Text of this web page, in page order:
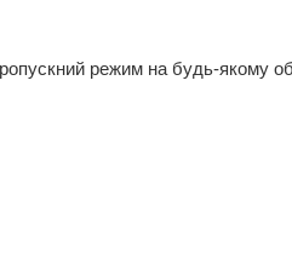
режим на будь-якому